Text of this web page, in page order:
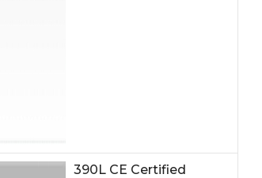
390L CE Certified